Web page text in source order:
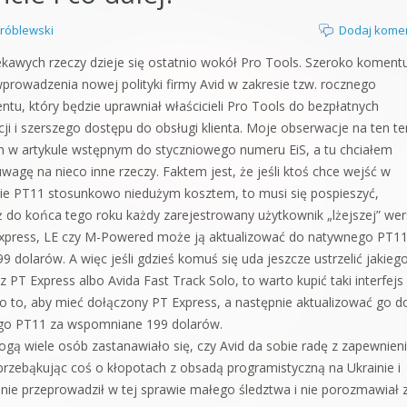
Kompendium
Dodaj
rzeczy dzieje się ostatnio wokół Pro Tools. Szeroko
nowej polityki firmy Avid w zakresie tzw. rocznego
który będzie uprawniał właścicieli Pro Tools do bezpłatnych
i szerszego dostępu do obsługi klienta. Moje obserwacje na ten
w artykule wstępnym do styczniowego numeru EiS, a tu chciałem
na nieco inne rzeczy. Faktem jest, że jeśli ktoś chce wejść w
PT11 stosunkowo niedużym kosztem, to musi się pospieszyć,
do końca tego roku każdy zarejestrowany użytkownik „lżejszej”
LE czy M-Powered może ją aktualizować do natywnego
dolarów. A więc jeśli gdzieś komuś się uda jeszcze ustrzelić
PT Express albo Avida Fast Track Solo, to warto kupić taki interfejs
to, aby mieć dołączony PT Express, a następnie aktualizować go
PT11 za wspomniane 199 dolarów.
wiele osób zastanawiało się, czy Avid da sobie radę z
coś o kłopotach z obsadą programistyczną na Ukrainie i
przeprowadził w tej sprawie małego śledztwa i nie porozmawiał